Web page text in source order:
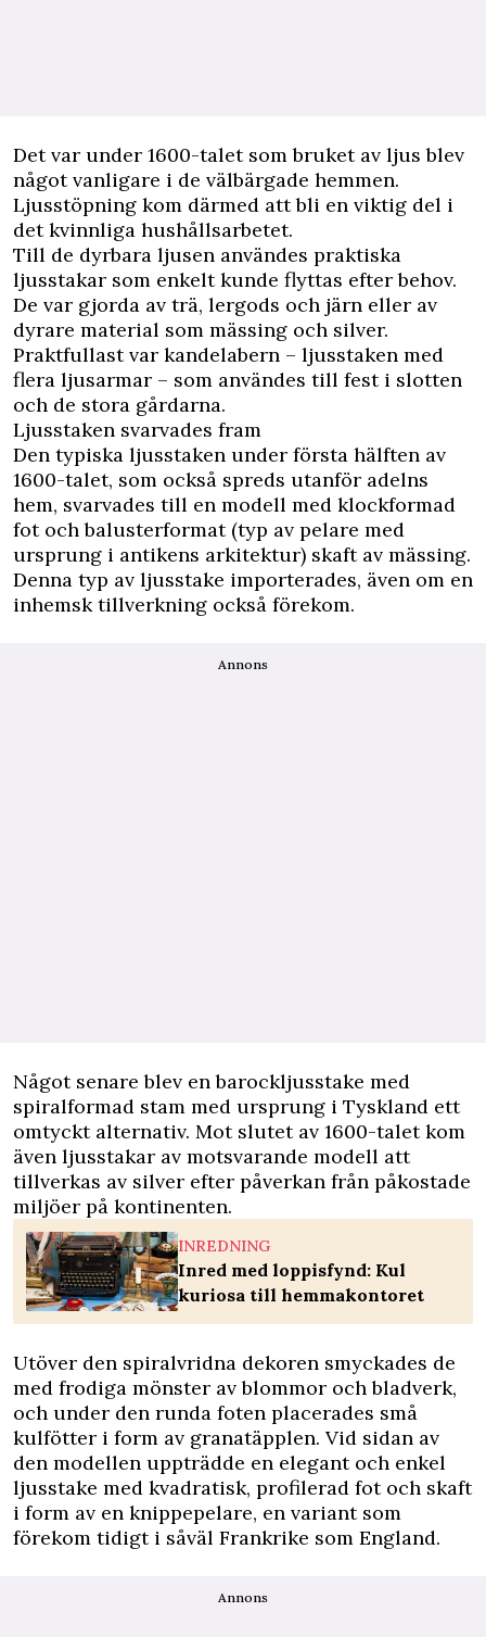
Det var under 1600-talet som bruket av ljus blev
något vanligare i de välbärgade hemmen.
Ljusstöpning kom därmed att bli en viktig del i
det kvinnliga hushållsarbetet.
Till de dyrbara ljusen användes praktiska
ljusstakar som enkelt kunde flyttas efter behov.
De var gjorda av trä, lergods och järn eller av
dyrare material som mässing och silver.
Praktfullast var kandelabern – ljusstaken med
flera ljusarmar – som användes till fest i slotten
och de stora gårdarna.
Ljusstaken svarvades fram
Den typiska ljusstaken under första hälften av
1600-talet, som också spreds utanför adelns
hem, svarvades till en modell med klockformad
fot och balusterformat (typ av pelare med
ursprung i antikens arkitektur) skaft av mässing.
Denna typ av ljusstake importerades, även om en
inhemsk tillverkning också förekom.
Annons
Något senare blev en barockljusstake med
spiralformad stam med ursprung i Tyskland ett
omtyckt alternativ. Mot slutet av 1600-talet kom
även ljusstakar av motsvarande modell att
tillverkas av silver efter påverkan från påkostade
miljöer på kontinenten.
INREDNING
Inred med loppisfynd: Kul
kuriosa till hemmakontoret
Utöver den spiralvridna dekoren smyckades de
med frodiga mönster av blommor och bladverk,
och under den runda foten placerades små
kulfötter i form av granatäpplen. Vid sidan av
den modellen uppträdde en elegant och enkel
ljusstake med kvadratisk, profilerad fot och skaft
i form av en knippepelare, en variant som
förekom tidigt i såväl Frankrike som England.
Annons